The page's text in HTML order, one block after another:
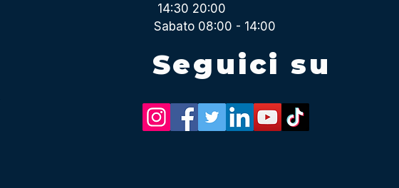
14:30 20:00
Sabato 08:00 - 14:00
Seguici su